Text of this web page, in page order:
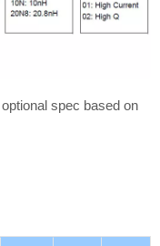
spec based on